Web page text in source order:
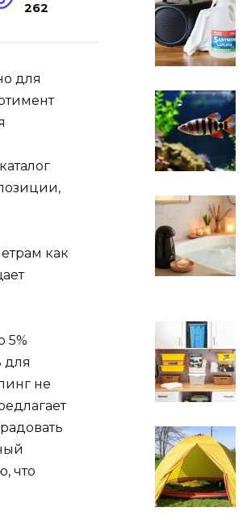
262
для
как
5%
для
не
что